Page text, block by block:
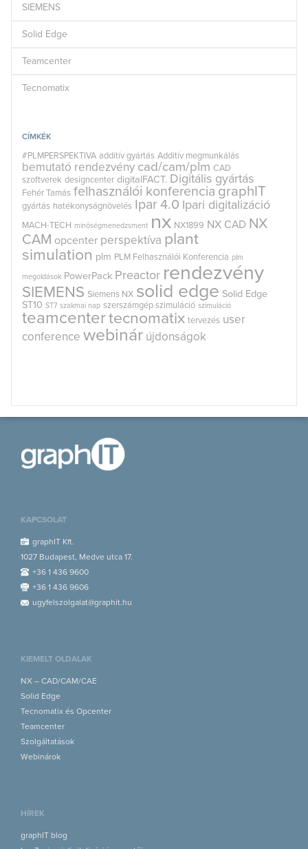
SIEMENS
Solid Edge
Teamcenter
Tecnomatix
CÍMKÉK
#PLMPERSPEKTIVA additív gyártás Additív megmunkálás
bemutató rendezvény cad/cam/plm CAD
szoftverek designcenter digitalFACT. Digitális gyártás
Fehér Tamás felhasználói konferencia graphIT
gyártás hatékonyságnövelés Ipar 4.0 Ipari digitalizáció
MACH-TECH minőségmenedzsment nx NX1899 NX CAD NX
CAM opcenter perspektíva plant
simulation plm PLM Felhasználói Konferencia plm
megoldások PowerPack Preactor rendezvény
SIEMENS Siemens NX solid edge Solid Edge
ST10 ST7 szakmai nap szerszámgép szimuláció szimuláció
teamcentertecnomatix tervezés user
conference webinár újdonságok
KAPCSOLAT
graphIT Kft.
1027 Budapest, Medve utca 17.
+36 1 436 9600
+36 1 436 9606
ugyfelszolgalat@graphit.hu
KIEMELT OLDALAK
NX – CAD/CAM/CAE
Solid Edge
Tecnomatix és Opcenter
Teamcenter
Szolgáltatások
Webinárok
HÍREK
graphIT blog